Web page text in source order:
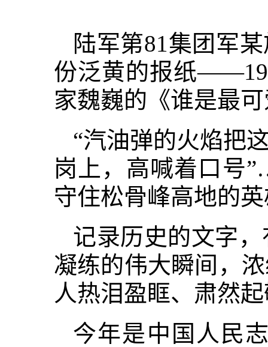
陆军第81集团军
份泛黄的报纸
家魏巍的《谁是最
“汽油弹的火焰把
岗上，高喊着口号
守住松骨峰高地的
记录历史的文字
凝练的伟大瞬间，
人热泪盈眶、肃然
今年是中国人民